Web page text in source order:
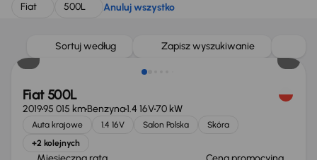
Fiat
500L Anuluj wszystko
Sortuj według Zapisz wyszukiwanie
Taniej o 500 zł
Fiat 500L
201995 015 kmBenzyna1.4 16V70 kW
Auta krajowe 1.4 16V Salon Polska
Skóra
+2 kolejnych